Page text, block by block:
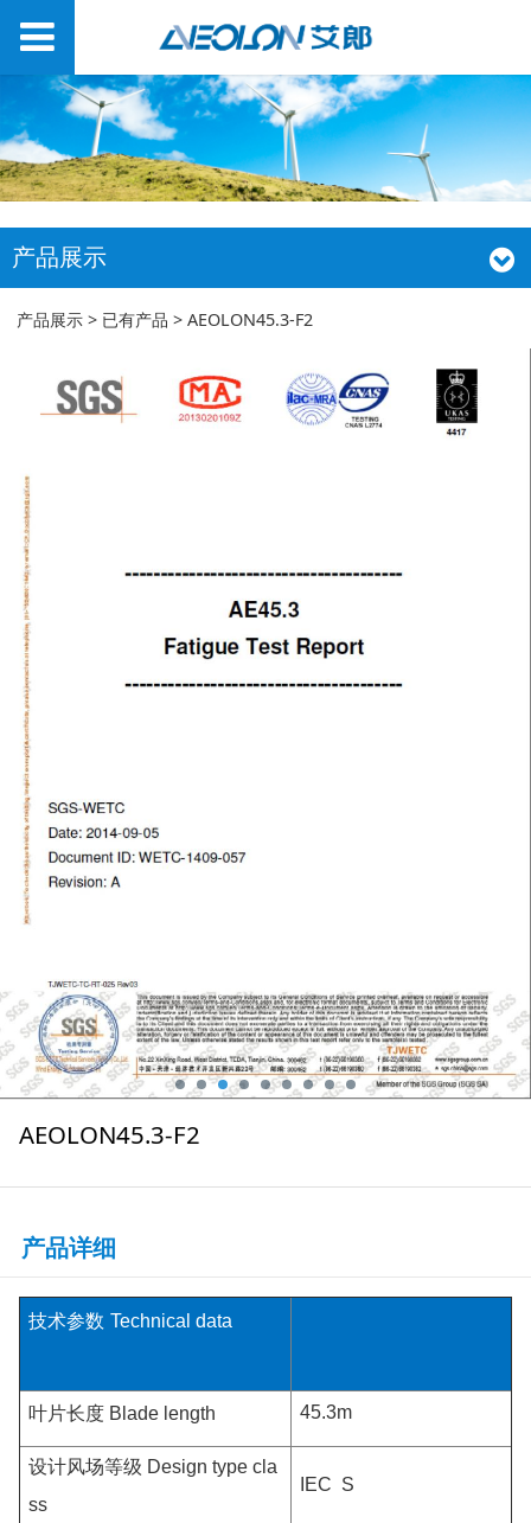
产品展示
AEOLON45.3-F2
产品展示 > 已有产品 >AEOLON45.3-F2
AEOLON45.3-F2
产品详细
技术参数 Technical data
叶片长度 Blade length 45.3m
设计风场等级 Design type cla
ss
IEC S